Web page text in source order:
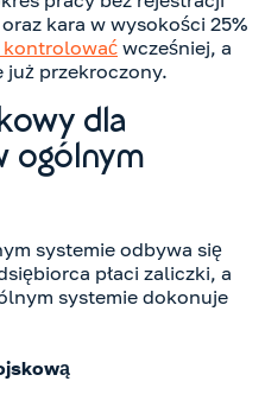
kara w wysokości 25%
wcześniej, a
już przekroczony.
dla
ogólnym
systemie odbywa się
płaci zaliczki, a
systemie dokonuje